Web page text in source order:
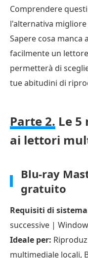
Comprendere
l'alternativa
Sapere cosa manca
facilmente un
permetterà di
tue abitudini di
Parte 2. Le
ai lettori
Blu-ray
gratuito
Requisiti di
successive |
Ideale per:
multimediale locali,